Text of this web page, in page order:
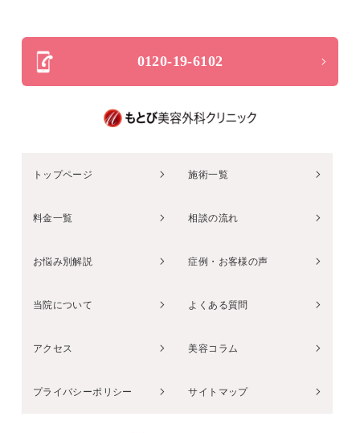
0120-19-6102
トップページ 施術一覧
料金一覧 相談の流れ
お悩み別解説 症例・お客様の声
当院について よくある質問
アクセス 美容コラム
プライバシーポリシー サイトマップ